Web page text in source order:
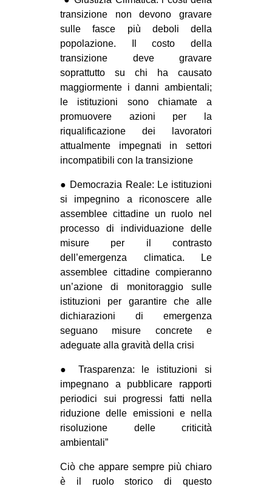
transizione non devono gravare
sulle fasce più deboli della
popolazione. Il costo della
transizione deve gravare
soprattutto su chi ha causato
maggiormente i danni ambientali;
le istituzioni sono chiamate a
promuovere azioni per la
riqualificazione dei lavoratori
attualmente impegnati in settori
incompatibili con la transizione
● Democrazia Reale: Le istituzioni
si impegnino a riconoscere alle
assemblee cittadine un ruolo nel
processo di individuazione delle
misure per il contrasto
dell’emergenza climatica. Le
assemblee cittadine compieranno
un’azione di monitoraggio sulle
istituzioni per garantire che alle
dichiarazioni di emergenza
seguano misure concrete e
adeguate alla gravità della crisi
● Trasparenza: le istituzioni si
impegnano a pubblicare rapporti
periodici sui progressi fatti nella
riduzione delle emissioni e nella
risoluzione delle criticità
ambientali”
Ciò che appare sempre più chiaro
è il ruolo storico di questo